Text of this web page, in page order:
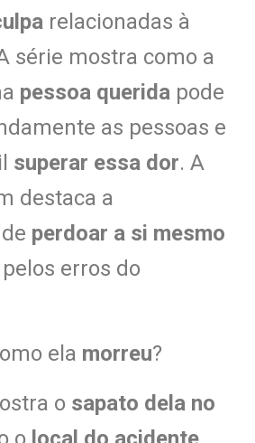
relacionadas à
série mostra como a
pessoa querida pode
as pessoas e
superar essa dor. A
destaca a
perdoar a si mesmo
erros do
ela morreu?
o sapato dela no